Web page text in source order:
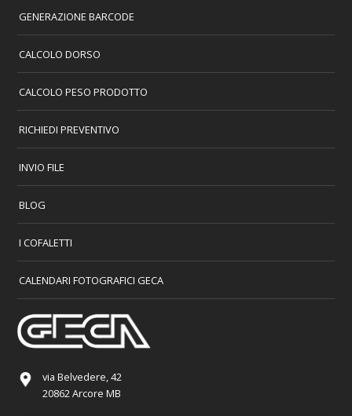
GENERAZIONE BARCODE
CALCOLO DORSO
CALCOLO PESO PRODOTTO
RICHIEDI PREVENTIVO
INVIO FILE
BLOG
I COFALETTI
CALENDARI FOTOGRAFICI GECA
via Belvedere, 42
20862 Arcore MB